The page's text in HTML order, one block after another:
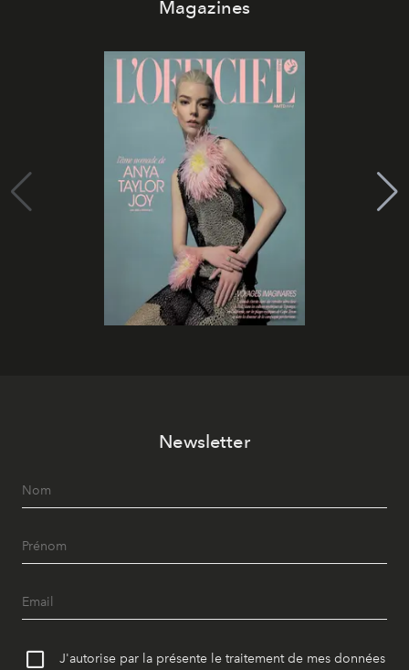
Magazines
Newsletter
J'autorise par la présente le traitement de mes données